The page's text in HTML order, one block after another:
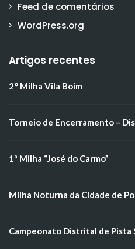
Feed de comentários
WordPress.org
Artigos recentes
2° Milha Vila Boim
Torneio de Encerramento –
1ª Milha “José do Carmo”
Milha Noturna da Cidade de
Campeonato Distrital de Pista